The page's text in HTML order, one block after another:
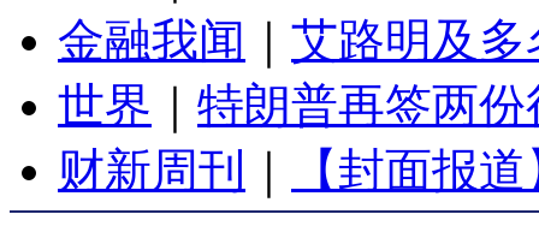
金融我闻
艾路明及
世界
特朗普再签两
财新周刊
【封面报